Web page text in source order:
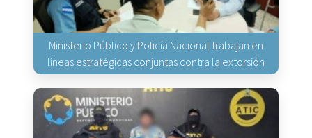
Ministerio Público y Policía Nacional trabajan en
líneas estratégicas conjuntas contra la extorsión